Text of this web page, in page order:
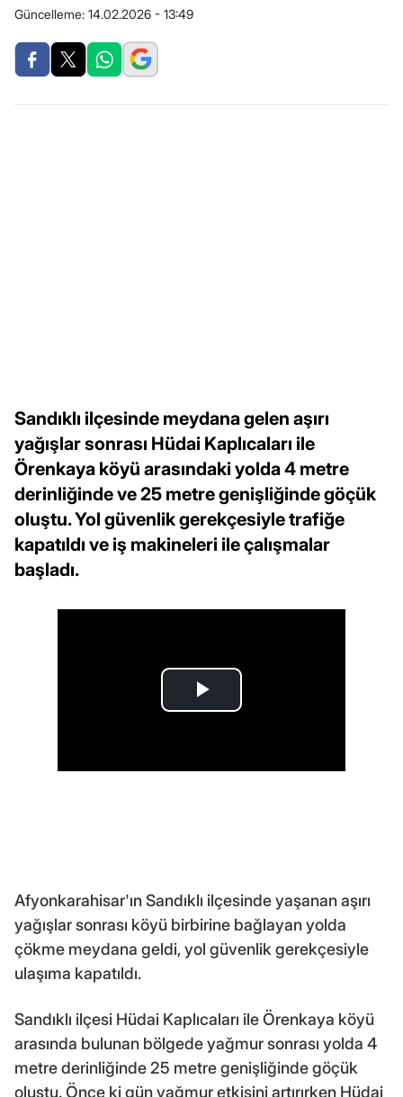
Güncelleme: 14.02.2026 - 13:49
Sandıklı ilçesinde meydana gelen aşırı
yağışlar sonrası Hüdai Kaplıcaları ile
Örenkaya köyü arasındaki yolda 4 metre
derinliğinde ve 25 metre genişliğinde göçük
oluştu. Yol güvenlik gerekçesiyle trafiğe
kapatıldı ve iş makineleri ile çalışmalar
başladı.
Afyonkarahisar'ın Sandıklı ilçesinde yaşanan aşırı
yağışlar sonrası köyü birbirine bağlayan yolda
çökme meydana geldi, yol güvenlik gerekçesiyle
ulaşıma kapatıldı.
Sandıklı ilçesi Hüdai Kaplıcaları ile Örenkaya köyü
arasında bulunan bölgede yağmur sonrası yolda 4
metre derinliğinde 25 metre genişliğinde göçük
oluştu. Önce ki gün yağmur etkisini artırırken Hüdai